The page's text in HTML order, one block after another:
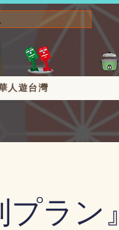
人遊台灣
ラン』